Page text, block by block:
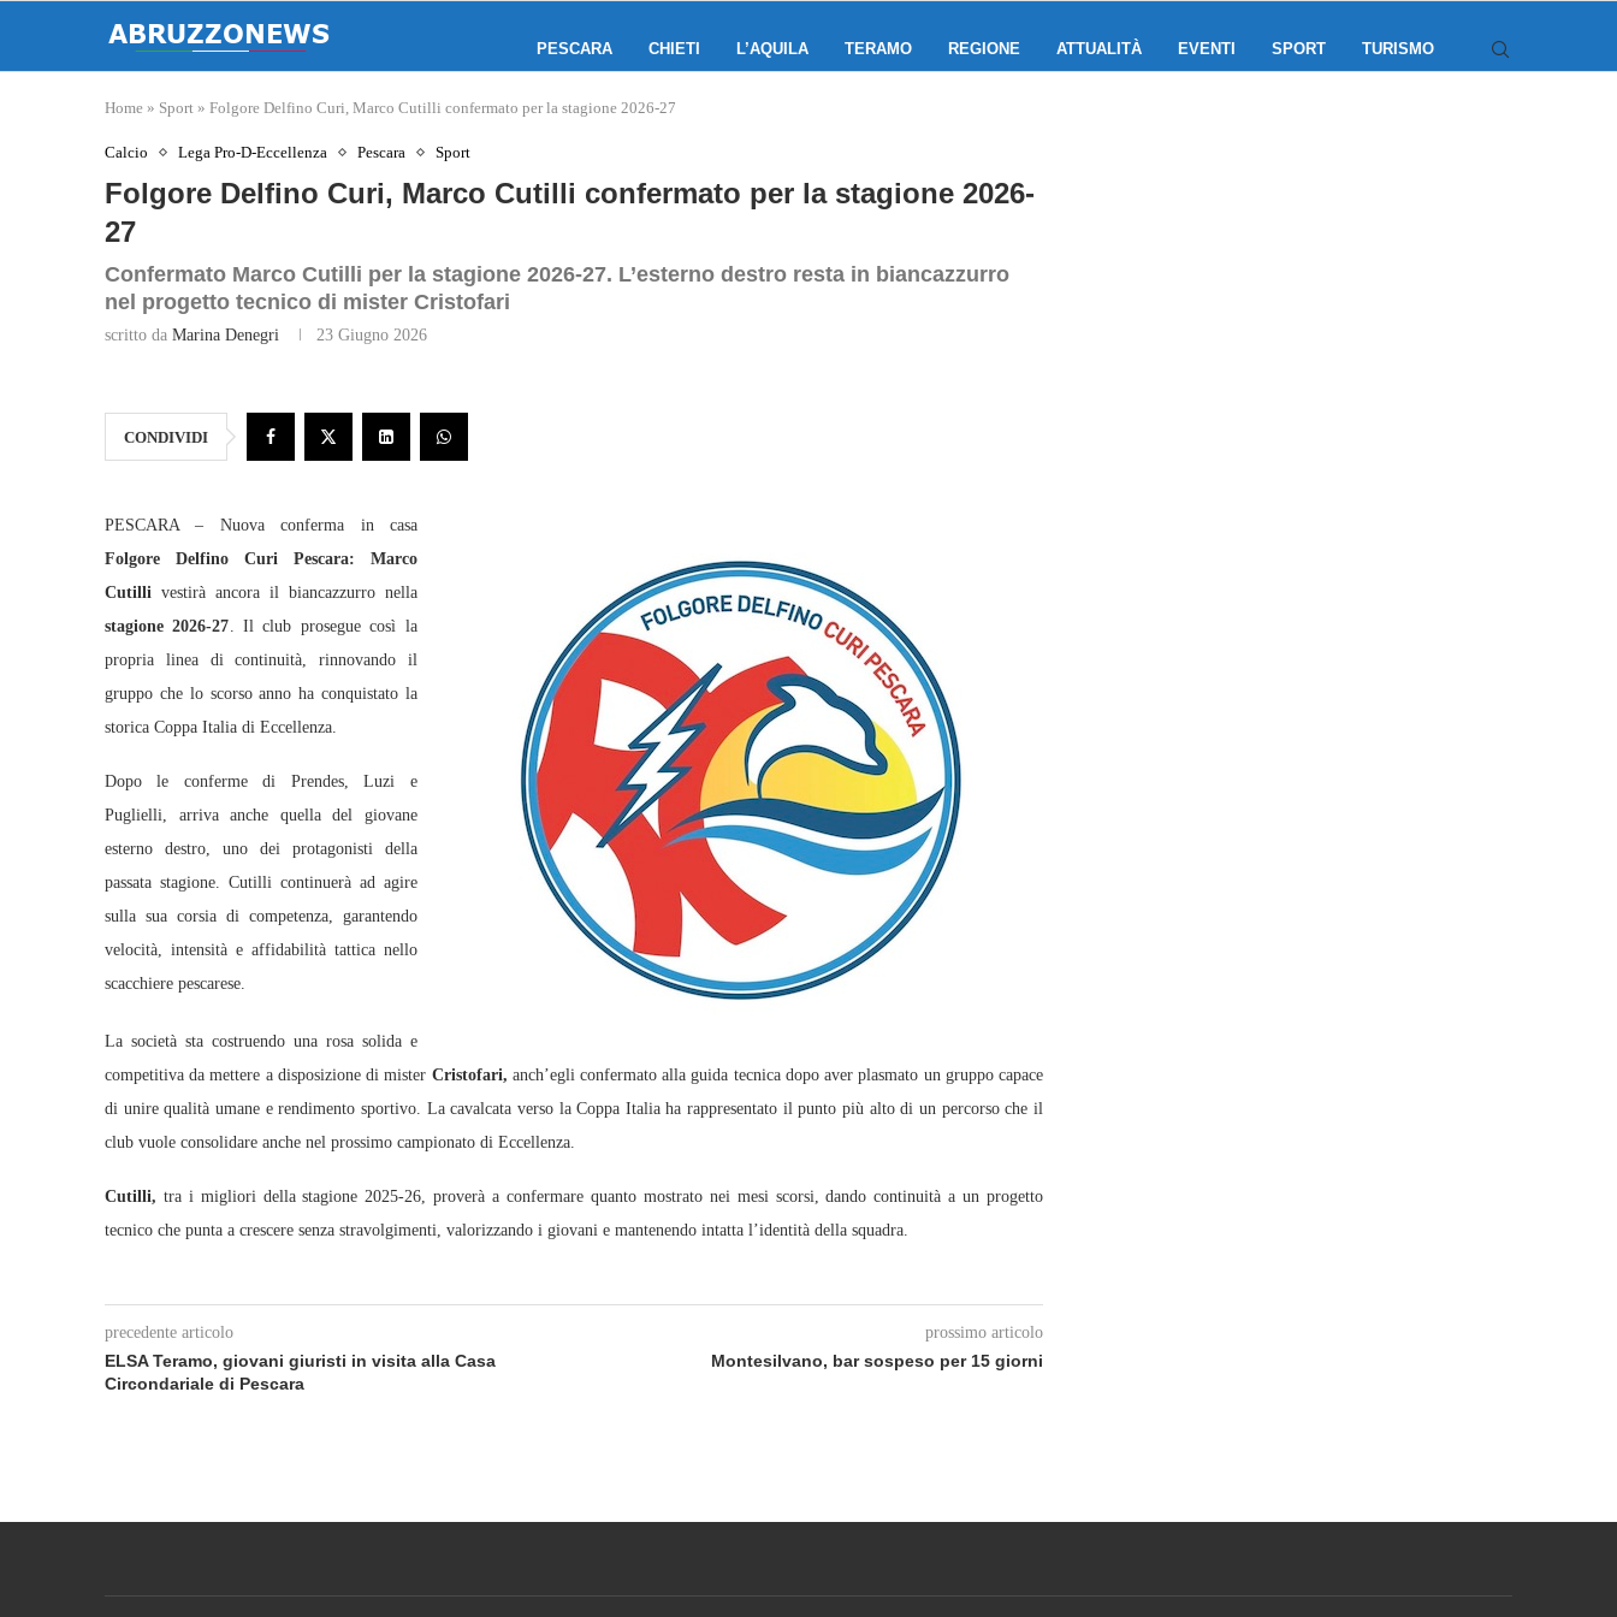
PESCARA CHIETI L’AQUILA TERAMO REGIONE ATTUALITÀ EVENTI SPORT TURISMO
Home » Sport » Folgore Delfino Curi, Marco Cutilli confermato per la stagione 2026-27
Calcio Lega Pro-D-Eccellenza Pescara Sport
Folgore Delfino Curi, Marco Cutilli confermato per la stagione 2026-
27
Confermato Marco Cutilli per la stagione 2026-27. L’esterno destro resta in biancazzurro
nel progetto tecnico di mister Cristofari
scritto da Marina Denegri 23 Giugno 2026
CONDIVIDI
PESCARA – Nuova conferma in casa
Folgore Delfino Curi Pescara: Marco
Cutilli vestirà ancora il biancazzurro nella
stagione 2026-27. Il club prosegue così la
propria linea di continuità, rinnovando il
gruppo che lo scorso anno ha conquistato la
storica Coppa Italia di Eccellenza.
Dopo le conferme di Prendes, Luzi e
Puglielli, arriva anche quella del giovane
esterno destro, uno dei protagonisti della
passata stagione. Cutilli continuerà ad agire
sulla sua corsia di competenza, garantendo
velocità, intensità e affidabilità tattica nello
scacchiere pescarese.
La società sta costruendo una rosa solida e
competitiva da mettere a disposizione di mister Cristofari, anch’egli confermato alla guida tecnica dopo aver plasmato un gruppo capace
di unire qualità umane e rendimento sportivo. La cavalcata verso la Coppa Italia ha rappresentato il punto più alto di un percorso che il
club vuole consolidare anche nel prossimo campionato di Eccellenza.
Cutilli, tra i migliori della stagione 2025-26, proverà a confermare quanto mostrato nei mesi scorsi, dando continuità a un progetto
tecnico che punta a crescere senza stravolgimenti, valorizzando i giovani e mantenendo intatta l’identità della squadra.
precedente articolo
ELSA Teramo, giovani giuristi in visita alla Casa
Circondariale di Pescara
prossimo articolo
Montesilvano, bar sospeso per 15 giorni